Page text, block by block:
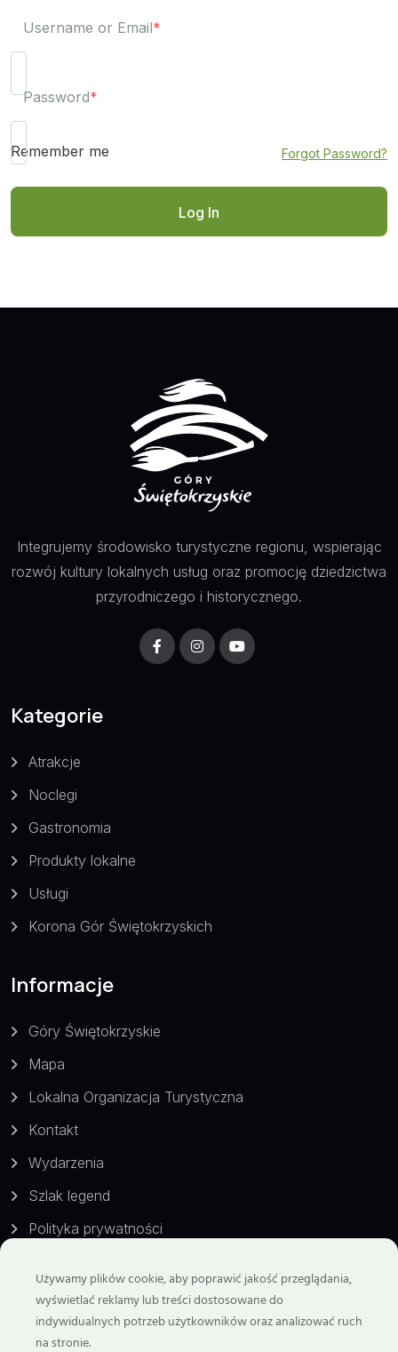
Username or Email*
Password*
Remember me Forgot Password?
Integrujemy środowisko turystyczne regionu, wspierając
rozwój kultury lokalnych usług oraz promocję dziedzictwa
przyrodniczego i historycznego.
Kategorie
Atrakcje
Noclegi
Gastronomia
Produkty lokalne
Usługi
Korona Gór Świętokrzyskich
Informacje
Góry Świętokrzyskie
Mapa
Lokalna Organizacja Turystyczna
Kontakt
Wydarzenia
Szlak legend
Polityka prywatności
Kontakt
Telefon:
Używamy plików cookie, aby poprawić jakość przeglądania,
wyświetlać reklamy lub treści dostosowane do
indywidualnych potrzeb użytkowników oraz analizować ruch
na stronie.